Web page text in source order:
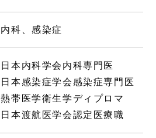
内科、感染症
日本内科学会内科専門医
日本感染症学会感染症専門医
熱帯医学衛生学ディプロマ
日本渡航医学会認定医療職